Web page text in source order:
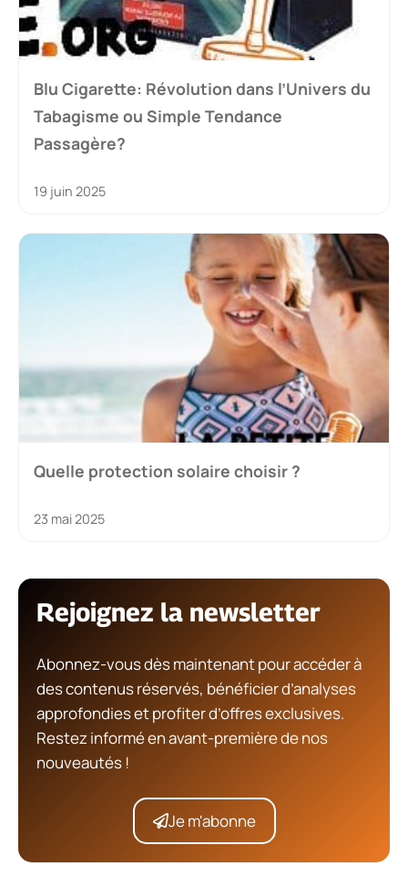
Blu Cigarette: Révolution dans l’Univers du
Tabagisme ou Simple Tendance
Passagère?
19 juin 2025
Quelle protection solaire choisir ?
23 mai 2025
Rejoignez la newsletter
Abonnez-vous dès maintenant pour accéder à
des contenus réservés, bénéficier d’analyses
approfondies et profiter d’offres exclusives.
Restez informé en avant-première de nos
nouveautés !
Je m'abonne